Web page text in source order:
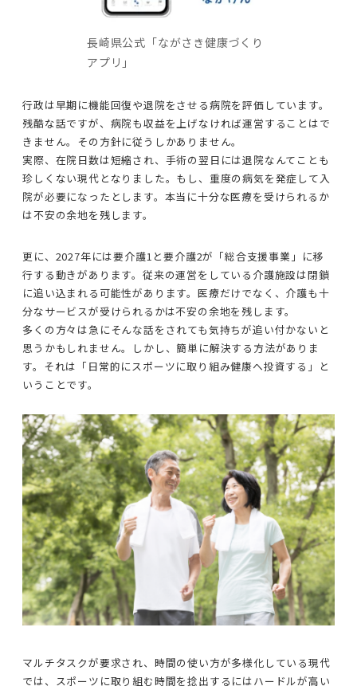
長崎県公式「ながさき健康づくり
アプリ」
行政は早期に機能回復や退院をさせる病院を評価しています。
残酷な話ですが、病院も収益を上げなければ運営することはで
きません。その方針に従うしかありません。
実際、在院日数は短縮され、手術の翌日には退院なんてことも
珍しくない現代となりました。もし、重度の病気を発症して入
院が必要になったとします。本当に十分な医療を受けられるか
は不安の余地を残します。
更に、2027年には要介護1と要介護2が「総合支援事業」に移
行する動きがあります。従来の運営をしている介護施設は閉鎖
に追い込まれる可能性があります。医療だけでなく、介護も十
分なサービスが受けられるかは不安の余地を残します。
多くの方々は急にそんな話をされても気持ちが追い付かないと
思うかもしれません。しかし、簡単に解決する方法がありま
す。それは「日常的にスポーツに取り組み健康へ投資する」と
いうことです。
マルチタスクが要求され、時間の使い方が多様化している現代
では、スポーツに取り組む時間を捻出するにはハードルが高い